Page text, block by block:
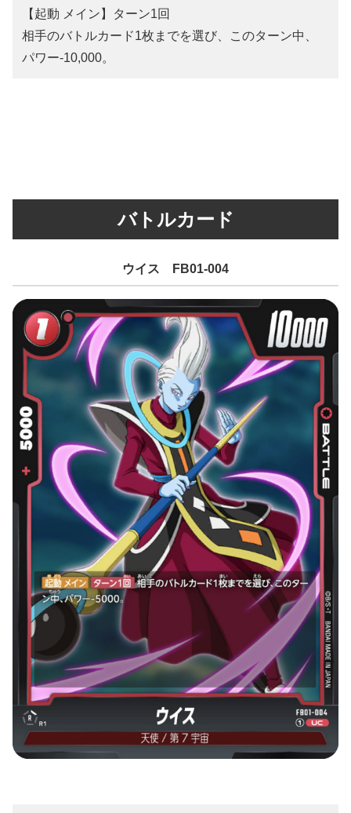
【起動 メイン】ターン1回
相手のバトルカード1枚までを選び、このターン中、
パワー-10,000。
バトルカード
ウイス FB01-004